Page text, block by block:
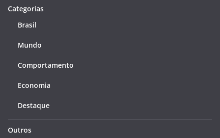
Categorias
Brasil
Mundo
Comportamento
Economia
Destaque
Outros